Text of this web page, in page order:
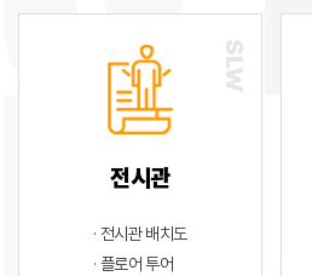
전시관
· 전시관 배치도
· 플로어 투어